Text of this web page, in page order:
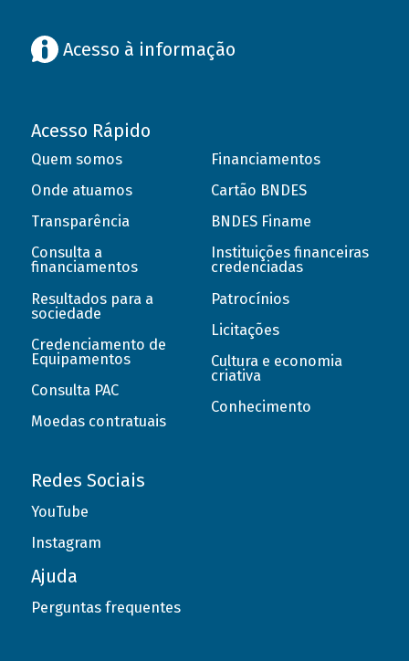
Acesso à informação
Acesso Rápido
Quem somos
Onde atuamos
Transparência
Consulta a
financiamentos
Resultados para a
sociedade
Credenciamento de
Equipamentos
Consulta PAC
Moedas contratuais
Financiamentos
Cartão BNDES
BNDES Finame
Instituições financeiras
credenciadas
Patrocínios
Licitações
Cultura e economia
criativa
Conhecimento
Redes Sociais
YouTube
Instagram
Ajuda
Perguntas frequentes